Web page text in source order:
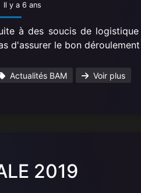
Il y a 6 ans
à des soucis de
d'assurer le bon
Actualités BAM Voir plus
2019